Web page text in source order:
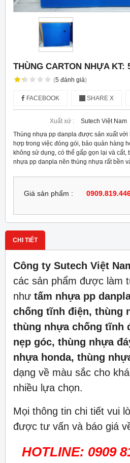
THÙNG CARTON NHỰA KT:
(5 đánh giá)
FACEBOOK SHARE X
Xuất xứ :
Sutech Việt Nam
Thùng nhựa pp danpla được sản xuất với
hợp trong việc đóng gói, bảo quản hàng
không sử dụng, có thể gấp gọn lại và cất,
nhựa pp danpla nên thùng nhựa rất bền
Giá sản phẩm :
CHI TIẾT
Công ty Sutech Việt
các sản phẩm được làm
như tấm nhựa pp
chống tĩnh điện, thùng
thùng nhựa chống tĩnh
nẹp góc, thùng nhựa
nhựa honda, thùng
dạng về màu sắc cho
nhiều lựa chọn.
Mọi thông tin chi tiết vui
được tư vấn và báo giá
HOTLINE: 0909